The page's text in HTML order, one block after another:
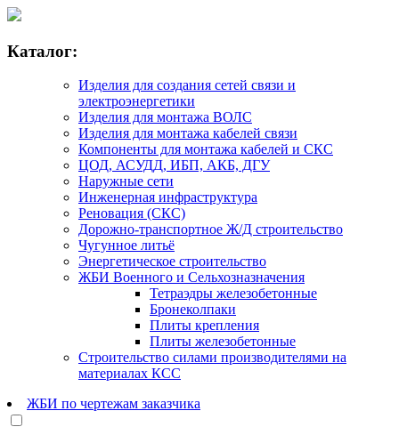
Каталог:
Изделия для создания сетей связи и
электроэнергетики
Изделия для монтажа ВОЛС
Изделия для монтажа кабелей связи
Компоненты для монтажа кабелей и СКС
ЦОД, АСУДД, ИБП, АКБ, ДГУ
Наружные сети
Инженерная инфраструктура
Реновация (СКС)
Дорожно-транспортное Ж/Д строительство
Чугунное литьё
Энергетическое строительство
ЖБИ Военного и Сельхозназначения
Тетраэдры железобетонные
Бронеколпаки
Плиты крепления
Плиты железобетонные
Строительство силами производителями на
материалах КСС
ЖБИ по чертежам заказчика